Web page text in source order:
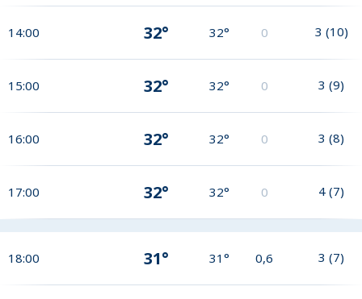
14:00 32° 32° 0 3 (10)
15:00 32° 32° 0 3 (9)
16:00 32° 32° 0 3 (8)
17:00 32° 32° 0 4 (7)
18:00 31° 31° 0,6 3 (7)